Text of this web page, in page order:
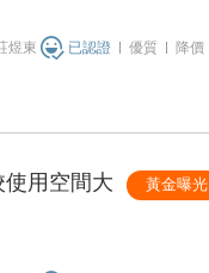
煜東 已認證 優質 降價
用空間大 黃金曝光